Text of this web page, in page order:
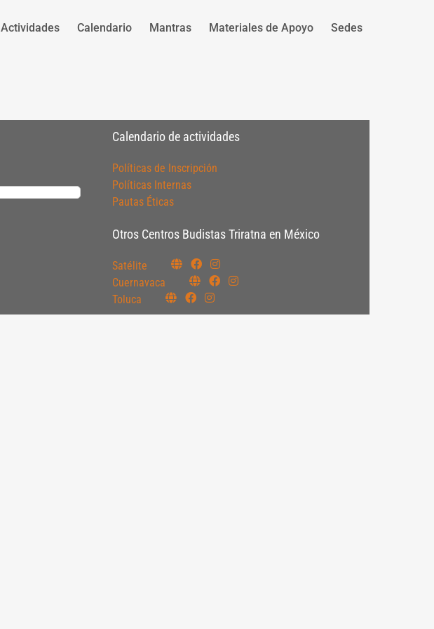
Actividades Calendario Mantras Materiales de Apoyo Sedes
Calendario de actividades
Políticas de Inscripción
Políticas Internas
Pautas Éticas
Otros Centros Budistas Triratna en México
Satélite
Cuernavaca
Toluca